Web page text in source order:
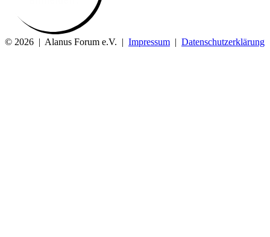
© 2026 | Alanus Forum e.V. | Impressum | Datenschutzerklärung